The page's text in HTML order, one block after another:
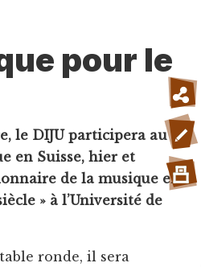
pour le
le DIJU participera au
en Suisse, hier et
de la musique en
» à l’Université de
ronde, il sera